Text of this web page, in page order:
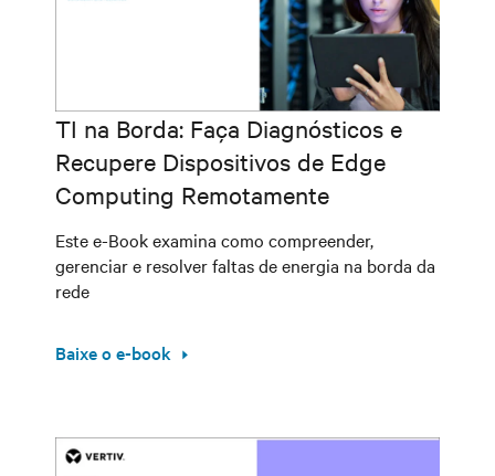
TI na Borda: Faça Diagnósticos e
Recupere Dispositivos de Edge
Computing Remotamente
Este e-Book examina como compreender,
gerenciar e resolver faltas de energia na borda da
rede
Baixe o e-book